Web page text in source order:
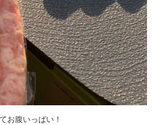
お腹いっぱい！